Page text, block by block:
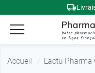
Accueil L'actu Pharma